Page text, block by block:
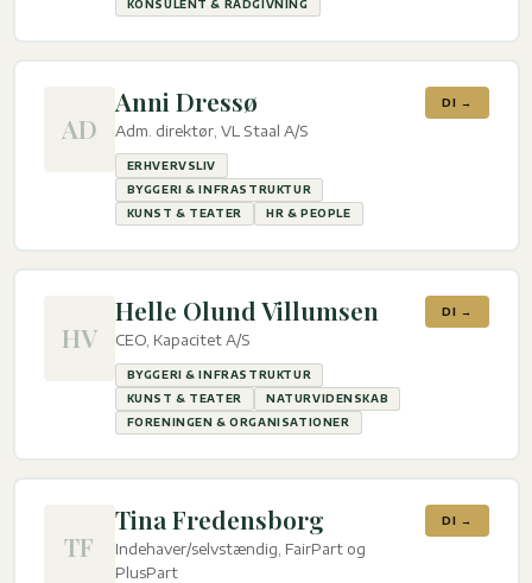
KONSULENT & RÅDGIVNING
AD
Anni Dressø
Adm. direktør, VL Staal A/S
ERHVERVSLIV
BYGGERI & INFRASTRUKTUR
KUNST & TEATER
HR & PEOPLE
DI →
HV
Helle Olund Villumsen
CEO, Kapacitet A/S
BYGGERI & INFRASTRUKTUR
KUNST & TEATER
NATURVIDENSKAB
FORENINGEN & ORGANISATIONER
DI →
TF
Tina Fredensborg
Indehaver/selvstændig, FairPart og
PlusPart
DI →